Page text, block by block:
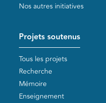
Nos autres initiatives
Projets soutenus
Tous les projets
Recherche
Mémoire
Enseignement